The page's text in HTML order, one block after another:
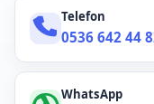
Telefon
0536 642 44
WhatsApp